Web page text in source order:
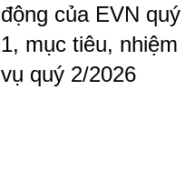
động của EVN quý
1, mục tiêu, nhiệm
vụ quý 2/2026